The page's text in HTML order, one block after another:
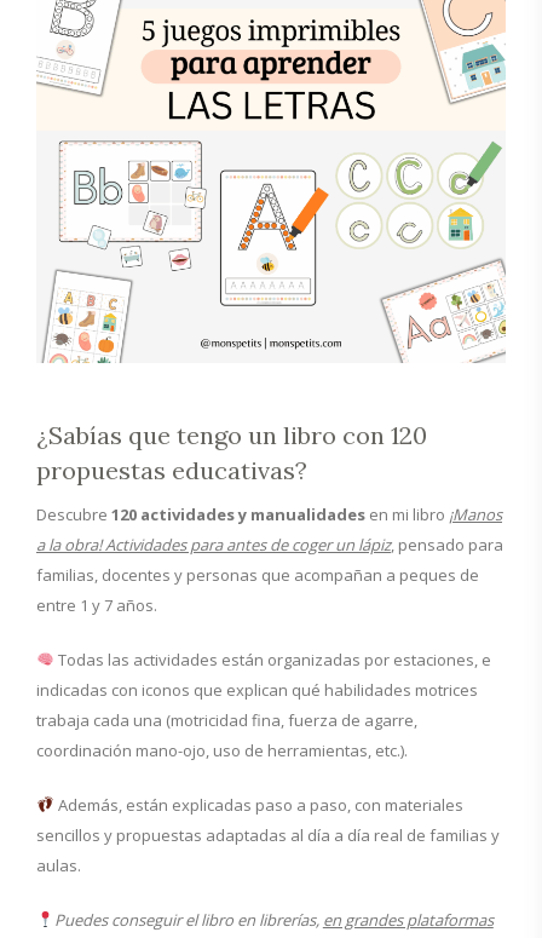
¿Sabías que tengo un libro con 120
propuestas educativas?
Descubre 120 actividades y manualidades en mi libro ¡Manos
a la obra! Actividades para antes de coger un lápiz, pensado para
familias, docentes y personas que acompañan a peques de
entre 1 y 7 años.
Todas las actividades están organizadas por estaciones, e
indicadas con iconos que explican qué habilidades motrices
trabaja cada una (motricidad fina, fuerza de agarre,
coordinación mano-ojo, uso de herramientas, etc.).
Además, están explicadas paso a paso, con materiales
sencillos y propuestas adaptadas al día a día real de familias y
aulas.
Puedes conseguir el libro en librerías, en grandes plataformas